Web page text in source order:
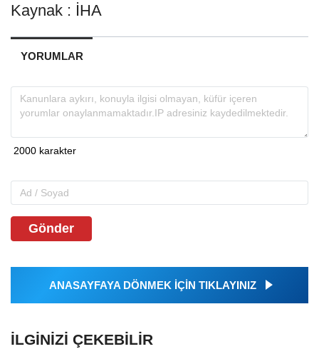
Kaynak : İHA
YORUMLAR
Gönder
ANASAYFAYA DÖNMEK İÇİN TIKLAYINIZ
İLGINIZI ÇEKEBILIR